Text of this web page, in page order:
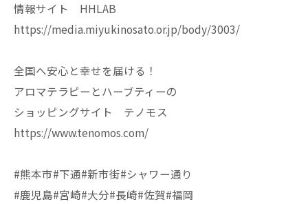
情報サイト HHLAB
https://media.miyukinosato.or.jp/body/3003/
全国へ安心と幸せを届ける！
アロマテラピーとハーブティーの
ショッピングサイト テノモス
https://www.tenomos.com/
#熊本市#下通#新市街#シャワー通り
#鹿児島#宮崎#大分#長崎#佐賀#福岡